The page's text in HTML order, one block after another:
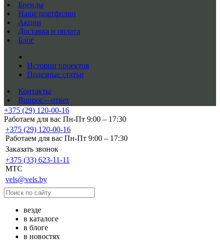
Бренды
Наше портфолио
Акции
Доставка и оплата
Блог
Истории проектов
Полезные статьи
Контакты
Вопрос—ответ
+375 (29) 120-00-16
Работаем для вас Пн-Пт 9:00 – 17:30
+375 (29) 120-00-16
Работаем для вас Пн-Пт 9:00 – 17:30
Заказать звонок
+375 (33) 623-11-11
MTC
vels@vels.by
везде
в каталоге
в блоге
в новостях